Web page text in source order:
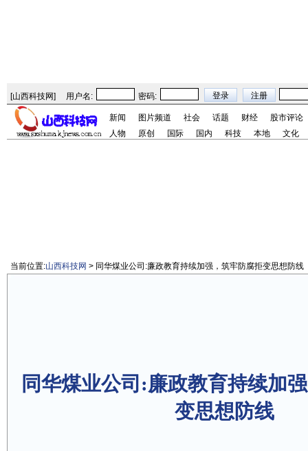
[山西科技网] 用户名: 密码:
新闻 图片频道 社会 话题 财经
股市评论
人物
原创 国际 国内 科技 本地 文化
当前位置:山西科技网 > 同华煤业公司:廉政教育持续加强，筑牢防腐拒变思想防线
同华煤业公司:廉政教育持续加
变思想防线